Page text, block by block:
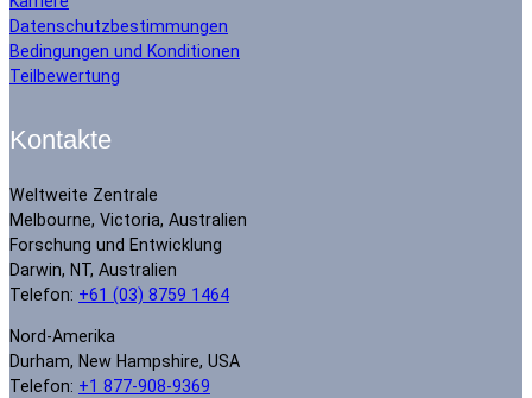
Datenschutzbestimmungen
Bedingungen und Konditionen
Teilbewertung
Kontakte
Weltweite Zentrale
Melbourne, Victoria, Australien
Forschung und Entwicklung
Darwin, NT, Australien
Telefon: +61 (03) 8759 1464
Nord-Amerika
Durham, New Hampshire, USA
Telefon: +1 877-908-9369